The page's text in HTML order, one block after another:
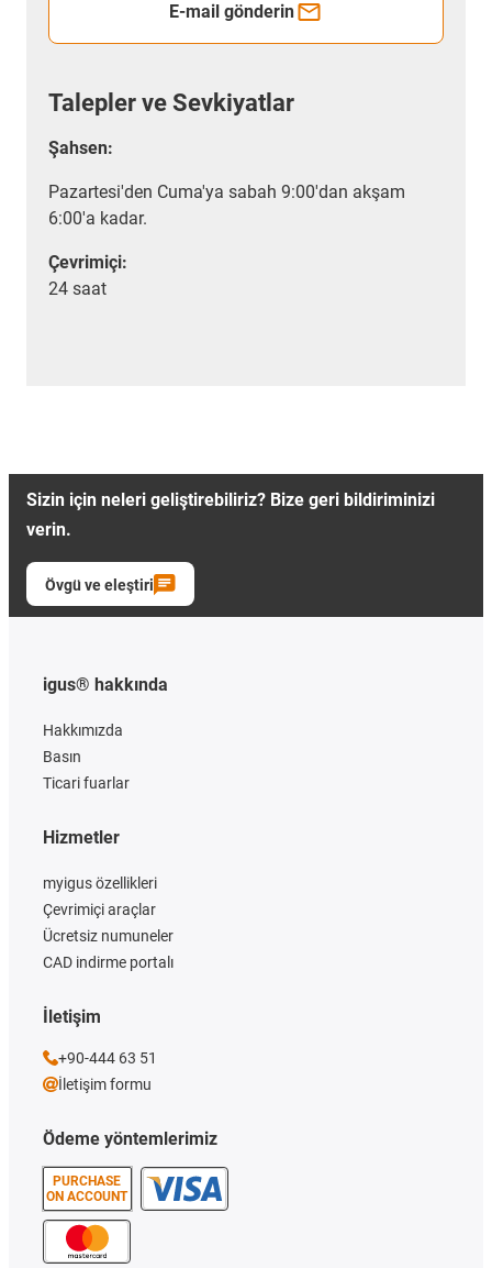
E-mail gönderin
Talepler ve Sevkiyatlar
Şahsen:
Pazartesi'den Cuma'ya sabah 9:00'dan akşam
6:00'a kadar.
Çevrimiçi:
24 saat
Sizin için neleri geliştirebiliriz? Bize geri bildiriminizi
verin.
Övgü ve eleştiri
igus® hakkında
Hakkımızda
Basın
Ticari fuarlar
Ödeme yöntemlerimiz
PURCHASE
ON ACCOUNT
Hizmetler
myigus özellikleri
Çevrimiçi araçlar
Ücretsiz numuneler
CAD indirme portalı
İletişim
+90-444 63 51
İletişim formu